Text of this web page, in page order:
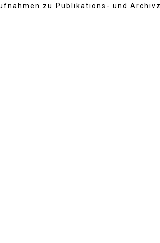
zu Publikations- und